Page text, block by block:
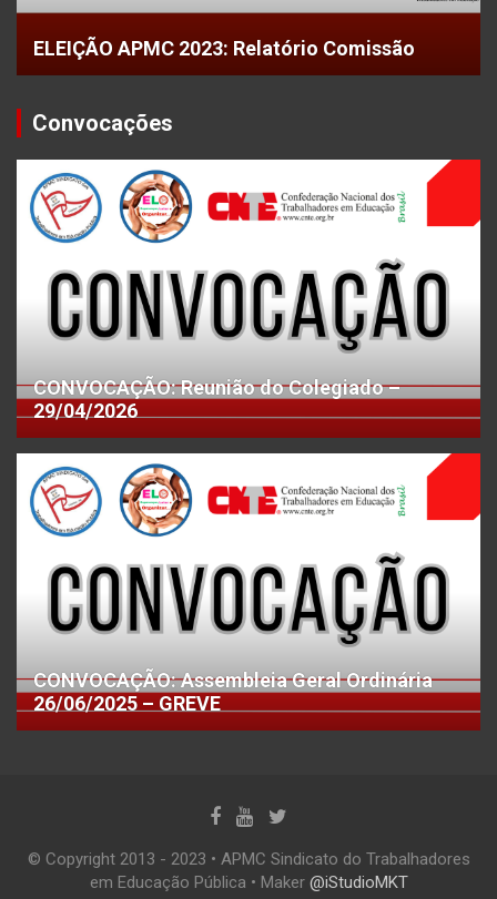
ELEIÇÃO APMC 2023: Relatório Comissão
Convocações
CONVOCAÇÃO: Reunião do Colegiado –
29/04/2026
CONVOCAÇÃO: Assembleia Geral Ordinária
26/06/2025 – GREVE
© Copyright 2013 - 2023 • APMC Sindicato do Trabalhadores
em Educação Pública • Maker @iStudioMKT